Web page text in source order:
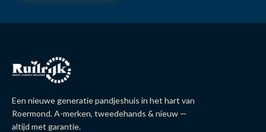
Een nieuwe generatie pandjeshuis in het hart van
Roermond. A-merken, tweedehands & nieuw —
altijd met garantie.